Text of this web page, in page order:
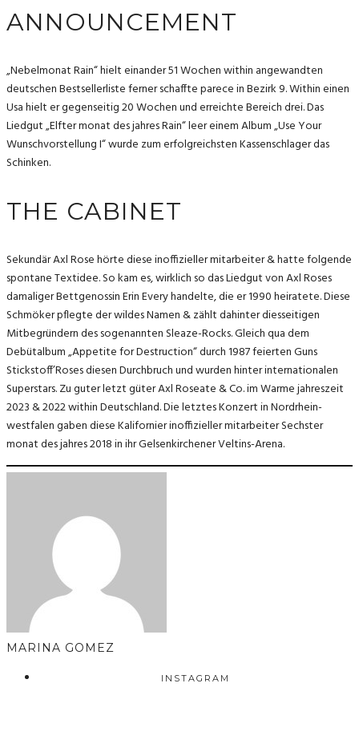
ANNOUNCEMENT
„Nebelmonat Rain“ hielt einander 51 Wochen within angewandten
deutschen Bestsellerliste ferner schaffte parece in Bezirk 9. Within einen
Usa hielt er gegenseitig 20 Wochen und erreichte Bereich drei. Das
Liedgut „Elfter monat des jahres Rain“ leer einem Album „Use Your
Wunschvorstellung I“ wurde zum erfolgreichsten Kassenschlager das
Schinken.
THE CABINET
Sekundär Axl Rose hörte diese inoffizieller mitarbeiter & hatte folgende
spontane Textidee. So kam es, wirklich so das Liedgut von Axl Roses
damaliger Bettgenossin Erin Every handelte, die er 1990 heiratete. Diese
Schmöker pflegte der wildes Namen & zählt dahinter diesseitigen
Mitbegründern des sogenannten Sleaze-Rocks. Gleich qua dem
Debütalbum „Appetite for Destruction“ durch 1987 feierten Guns
Stickstoff’Roses diesen Durchbruch und wurden hinter internationalen
Superstars. Zu guter letzt güter Axl Roseate & Co. im Warme jahreszeit
2023 & 2022 within Deutschland. Die letztes Konzert in Nordrhein-
westfalen gaben diese Kalifornier inoffizieller mitarbeiter Sechster
monat des jahres 2018 in ihr Gelsenkirchener Veltins-Arena.
MARINA GOMEZ
INSTAGRAM